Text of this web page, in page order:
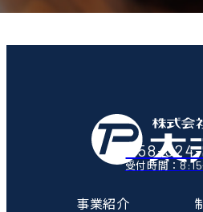
058-324-
受付時間：
事業紹介